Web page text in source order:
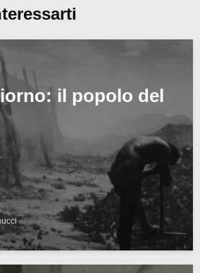
il popolo del